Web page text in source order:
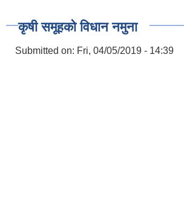
कृषी समूहको विधान नमुना
Submitted on: Fri, 04/05/2019 - 14:39